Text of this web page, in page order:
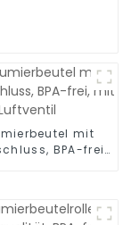
mit
BPA-frei,